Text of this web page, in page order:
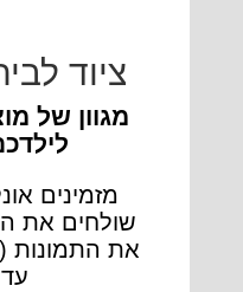
ציוד
מגוון של
מזמינים
שולחים את
את התמונות